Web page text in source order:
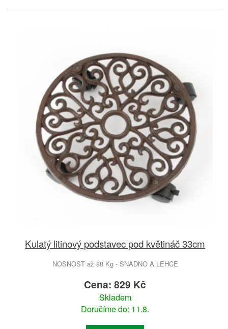
Kulatý litinový podstavec pod květináč 33cm
NOSNOST až 88 Kg - SNADNO A LEHCE
Cena: 829 Kč
Skladem
Doručíme do: 11.8.